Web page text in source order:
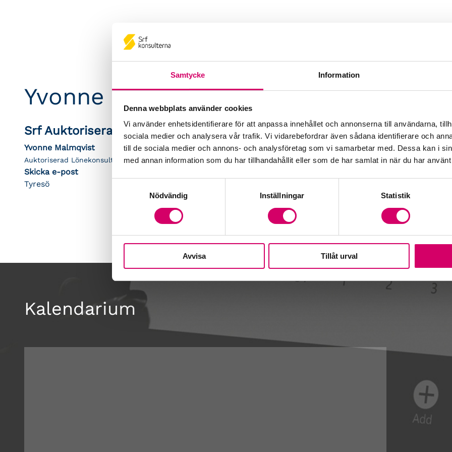
Samtycke Information
Denna webbplats använder cookies
Vi använder enhetsidentifierare för att anpassa innehållet och annonserna till användarna,
sociala medier och analysera vår trafik. Vi vidarebefordrar även sådana identifierare och
till de sociala medier och annons- och analysföretag som vi samarbetar med. Dessa kan i
med annan information som du har tillhandahållit eller som de har samlat in när du har
Nödvändig
Inställningar Statistik
Avvisa Tillåt urval
Yvonne Malmqvist
Srf Auktoriserade konsulter
Yvonne Malmqvist
Auktoriserad Lönekonsult
Skicka e-post
Tyresö
Kalendarium